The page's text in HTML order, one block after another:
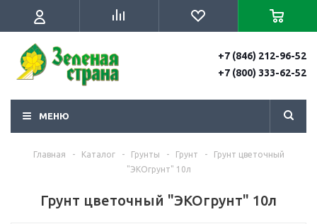
+7 (846) 212-96-52
+7 (800) 333-62-52
МЕНЮ
Главная - Каталог - Грунты - Грунт -
Грунт цветочный
"ЭКОгрунт" 10л
Грунт цветочный "ЭКОгрунт" 10л